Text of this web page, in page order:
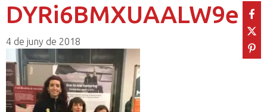
DYRi6BMXUAALW9e
4 de juny de 2018